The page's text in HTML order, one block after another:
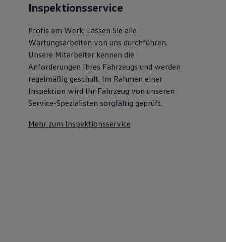
Inspektionsservice
Profis am Werk: Lassen Sie alle
Wartungsarbeiten von uns durchführen.
Unsere Mitarbeiter kennen die
Anforderungen Ihres Fahrzeugs und werden
regelmäßig geschult. Im Rahmen einer
Inspektion wird Ihr Fahrzeug von unseren
Service-Spezialisten sorgfältig geprüft.
Mehr zum Inspektionsservice